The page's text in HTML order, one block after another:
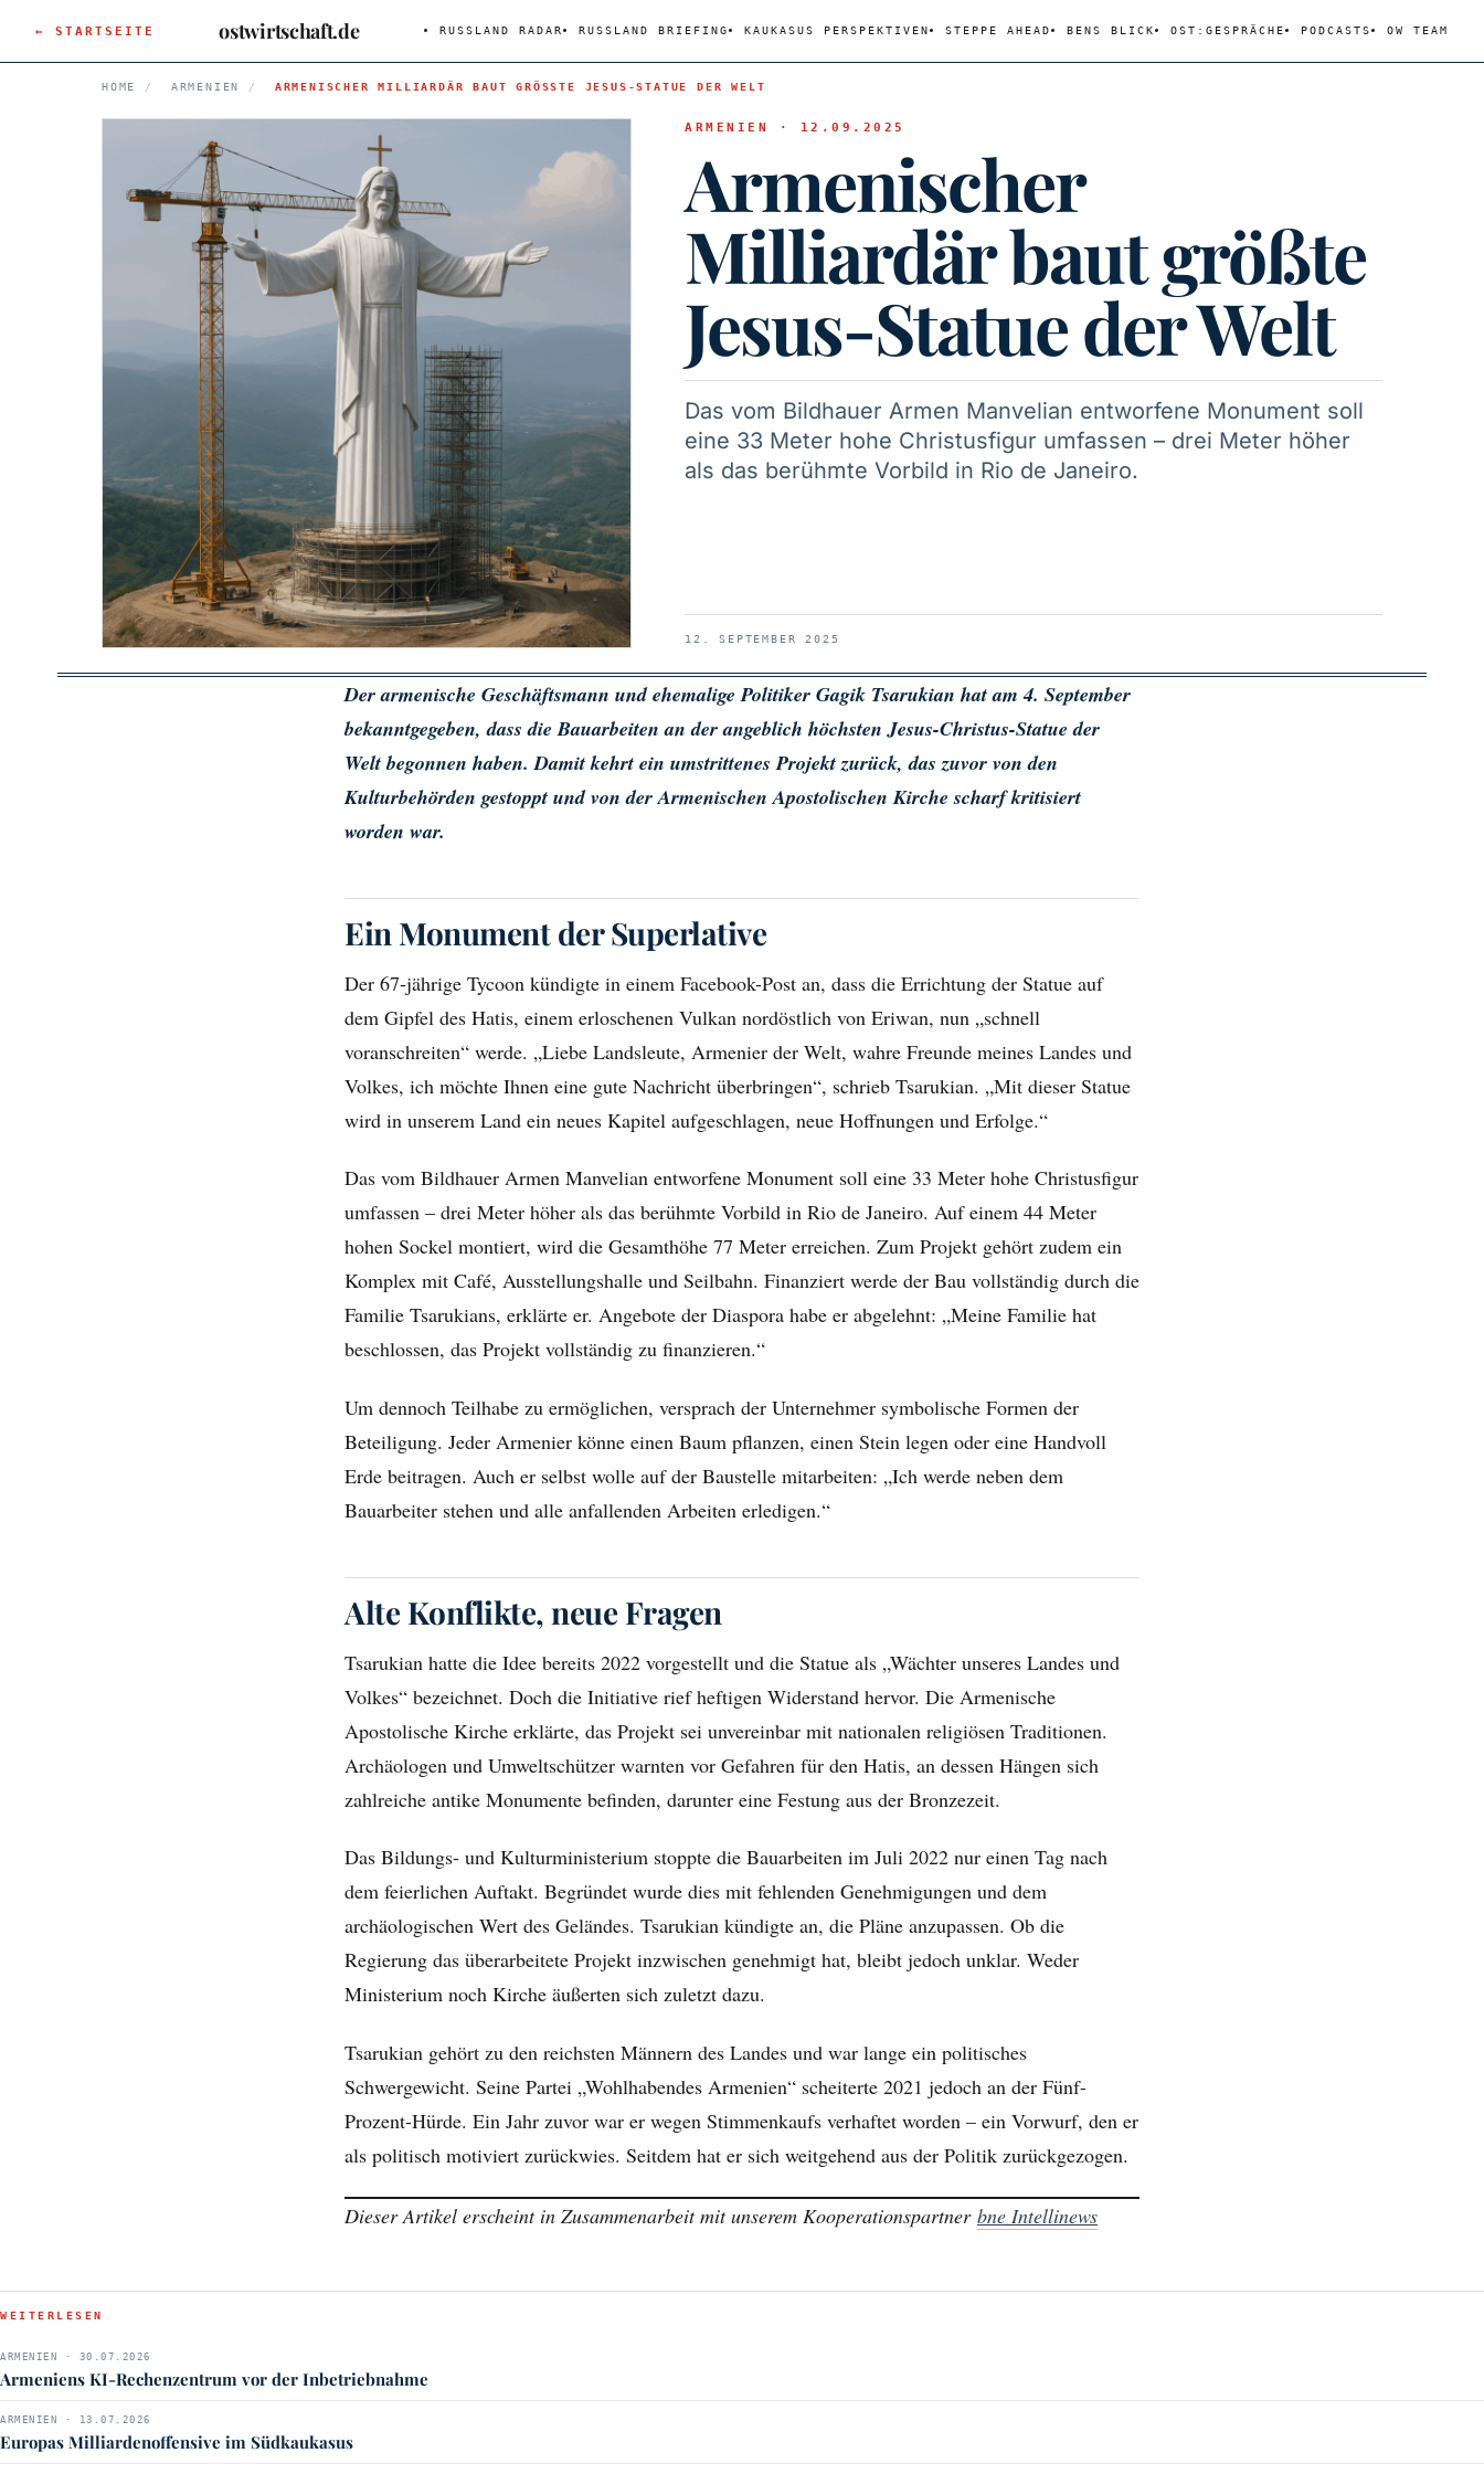
← STARTSEITE ostwirtschaft.de RUSSLAND RADAR RUSSLAND BRIEFING KAUKASUS PERSPEKTIVEN STEPPE AHEAD BENS BLICK OST:GESPRÄCHE PODCASTS OW TEAM
HOME / ARMENIEN / ARMENISCHER MILLIARDÄR BAUT GRÖSSTE JESUS-STATUE DER WELT
ARMENIEN · 12.09.2025
Armenischer
Milliardär baut größte
Jesus-Statue der Welt
Das vom Bildhauer Armen Manvelian entworfene Monument soll
eine 33 Meter hohe Christusfigur umfassen – drei Meter höher
als das berühmte Vorbild in Rio de Janeiro.
12. SEPTEMBER 2025
Der armenische Geschäftsmann und ehemalige Politiker Gagik Tsarukian hat am 4. September
bekanntgegeben, dass die Bauarbeiten an der angeblich höchsten Jesus-Christus-Statue der
Welt begonnen haben. Damit kehrt ein umstrittenes Projekt zurück, das zuvor von den
Kulturbehörden gestoppt und von der Armenischen Apostolischen Kirche scharf kritisiert
worden war.
Ein Monument der Superlative
Der 67-jährige Tycoon kündigte in einem Facebook-Post an, dass die Errichtung der Statue auf
dem Gipfel des Hatis, einem erloschenen Vulkan nordöstlich von Eriwan, nun „schnell
voranschreiten“ werde. „Liebe Landsleute, Armenier der Welt, wahre Freunde meines Landes und
Volkes, ich möchte Ihnen eine gute Nachricht überbringen“, schrieb Tsarukian. „Mit dieser Statue
wird in unserem Land ein neues Kapitel aufgeschlagen, neue Hoffnungen und Erfolge.“
Das vom Bildhauer Armen Manvelian entworfene Monument soll eine 33 Meter hohe Christusfigur
umfassen – drei Meter höher als das berühmte Vorbild in Rio de Janeiro. Auf einem 44 Meter
hohen Sockel montiert, wird die Gesamthöhe 77 Meter erreichen. Zum Projekt gehört zudem ein
Komplex mit Café, Ausstellungshalle und Seilbahn. Finanziert werde der Bau vollständig durch die
Familie Tsarukians, erklärte er. Angebote der Diaspora habe er abgelehnt: „Meine Familie hat
beschlossen, das Projekt vollständig zu finanzieren.“
Um dennoch Teilhabe zu ermöglichen, versprach der Unternehmer symbolische Formen der
Beteiligung. Jeder Armenier könne einen Baum pflanzen, einen Stein legen oder eine Handvoll
Erde beitragen. Auch er selbst wolle auf der Baustelle mitarbeiten: „Ich werde neben dem
Bauarbeiter stehen und alle anfallenden Arbeiten erledigen.“
Alte Konflikte, neue Fragen
Tsarukian hatte die Idee bereits 2022 vorgestellt und die Statue als „Wächter unseres Landes und
Volkes“ bezeichnet. Doch die Initiative rief heftigen Widerstand hervor. Die Armenische
Apostolische Kirche erklärte, das Projekt sei unvereinbar mit nationalen religiösen Traditionen.
Archäologen und Umweltschützer warnten vor Gefahren für den Hatis, an dessen Hängen sich
zahlreiche antike Monumente befinden, darunter eine Festung aus der Bronzezeit.
Das Bildungs- und Kulturministerium stoppte die Bauarbeiten im Juli 2022 nur einen Tag nach
dem feierlichen Auftakt. Begründet wurde dies mit fehlenden Genehmigungen und dem
archäologischen Wert des Geländes. Tsarukian kündigte an, die Pläne anzupassen. Ob die
Regierung das überarbeitete Projekt inzwischen genehmigt hat, bleibt jedoch unklar. Weder
Ministerium noch Kirche äußerten sich zuletzt dazu.
Tsarukian gehört zu den reichsten Männern des Landes und war lange ein politisches
Schwergewicht. Seine Partei „Wohlhabendes Armenien“ scheiterte 2021 jedoch an der Fünf-
Prozent-Hürde. Ein Jahr zuvor war er wegen Stimmenkaufs verhaftet worden – ein Vorwurf, den er
als politisch motiviert zurückwies. Seitdem hat er sich weitgehend aus der Politik zurückgezogen.
Dieser Artikel erscheint in Zusammenarbeit mit unserem Kooperationspartner bne Intellinews
WEITERLESEN
ARMENIEN · 30.07.2026
Armeniens KI-Rechenzentrum vor der Inbetriebnahme
ARMENIEN · 13.07.2026
Europas Milliardenoffensive im Südkaukasus